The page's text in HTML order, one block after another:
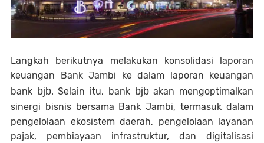
Langkah berikutnya melakukan konsolidasi laporan
keuangan Bank Jambi ke dalam laporan keuangan
bank bjb. Selain itu, bank bjb akan mengoptimalkan
sinergi bisnis bersama Bank Jambi, termasuk dalam
pengelolaan ekosistem daerah, pengelolaan layanan
pajak, pembiayaan infrastruktur, dan digitalisasi